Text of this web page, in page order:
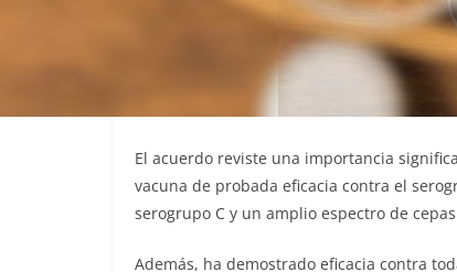
Firma del acuerdo entre el Instituto
El acuerdo reviste una importancia
vacuna de probada eficacia contra el
serogrupo C y un amplio espectro de
Además, ha demostrado eficacia contra